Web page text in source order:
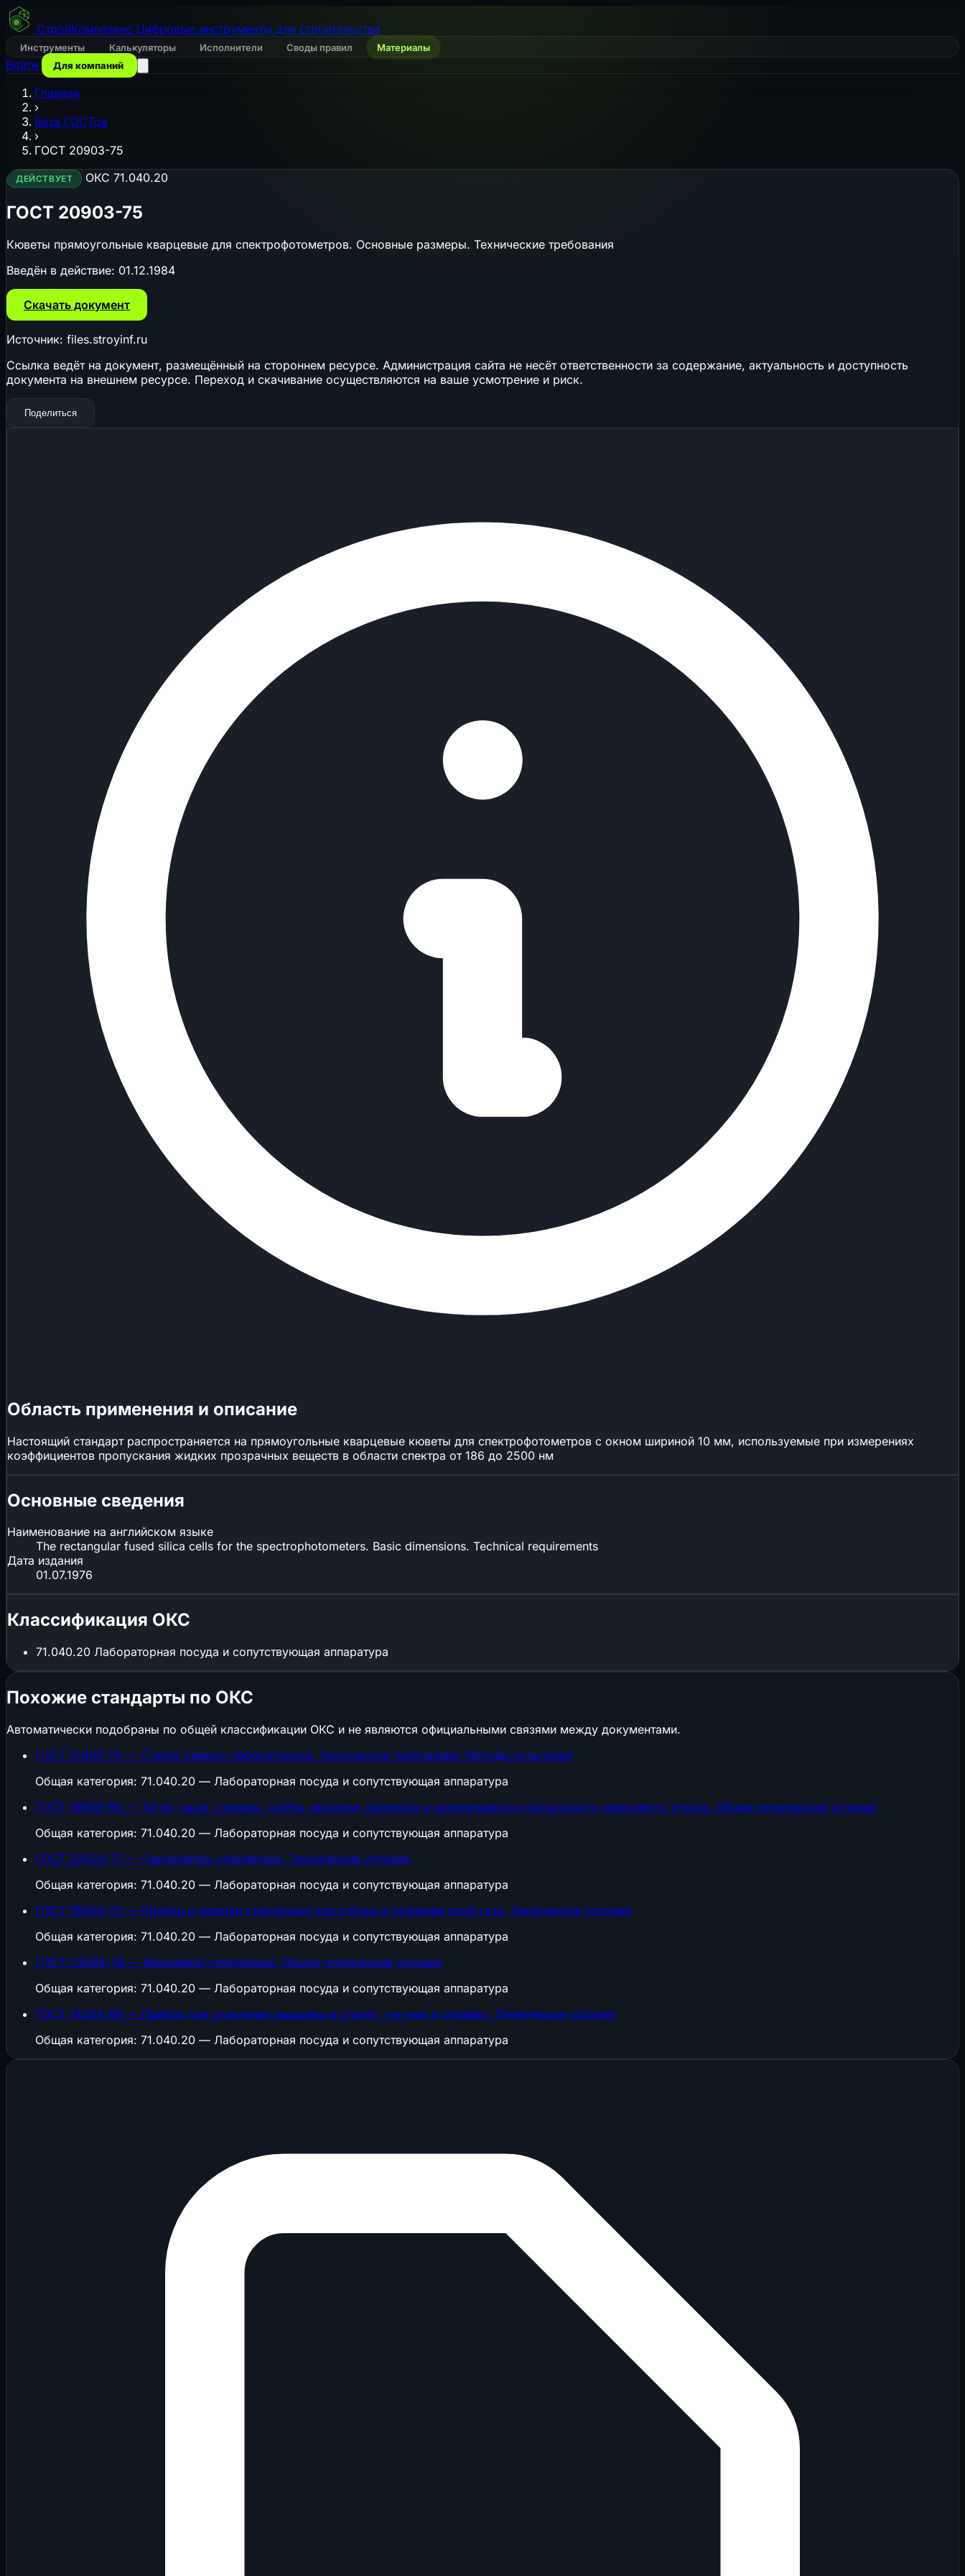
СтройКомплаенс Цифровые инструменты для строительства
Инструменты Калькуляторы Исполнители Своды правил Материалы
Войти Для компаний
Главная
›
База ГОСТов
›
ГОСТ 20903-75
ДЕЙСТВУЕТ ОКС 71.040.20
ГОСТ 20903-75
Кюветы прямоугольные кварцевые для спектрофотометров. Основные размеры. Технические требования
Введён в действие: 01.12.1984
Скачать документ
Источник: files.stroyinf.ru
Ссылка ведёт на документ, размещённый на стороннем ресурсе. Администрация сайта не несёт ответственности за содержание, актуальность и доступность
документа на внешнем ресурсе. Переход и скачивание осуществляются на ваше усмотрение и риск.
Поделиться
Область применения и описание
Настоящий стандарт распространяется на прямоугольные кварцевые кюветы для спектрофотометров с окном шириной 10 мм, используемые при измерениях
коэффициентов пропускания жидких прозрачных веществ в области спектра от 186 до 2500 нм
Основные сведения
Наименование на английском языке
The rectangular fused silica cells for the spectrophotometers. Basic dimensions. Technical requirements
Дата издания
01.07.1976
Классификация ОКС
71.040.20 Лабораторная посуда и сопутствующая аппаратура
Похожие стандарты по ОКС
Автоматически подобраны по общей классификации ОКС и не являются официальными связями между документами.
ГОСТ 21400-75 — Стекло химико-лабораторное. Технические требования. Методы испытаний
Общая категория: 71.040.20 — Лабораторная посуда и сопутствующая аппаратура
ГОСТ 19908-90 — Тигли, чаши, стаканы, колбы, воронки, пробирки и наконечники из прозрачного кварцевого стекла. Общие технические условия
Общая категория: 71.040.20 — Лабораторная посуда и сопутствующая аппаратура
ГОСТ 22524-77 — Пикнометры стеклянные. Технические условия
Общая категория: 71.040.20 — Лабораторная посуда и сопутствующая аппаратура
ГОСТ 18954-73 — Прибор и пипетки стеклянные для отбора и хранения проб газа. Технические условия
Общая категория: 71.040.20 — Лабораторная посуда и сопутствующая аппаратура
ГОСТ 23094-78 — Жиромеры стеклянные. Общие технические условия
Общая категория: 71.040.20 — Лабораторная посуда и сопутствующая аппаратура
ГОСТ 14204-69 — Прибор для отделения мышьяка в сталях, чугунах и сплавах. Технические условия
Общая категория: 71.040.20 — Лабораторная посуда и сопутствующая аппаратура